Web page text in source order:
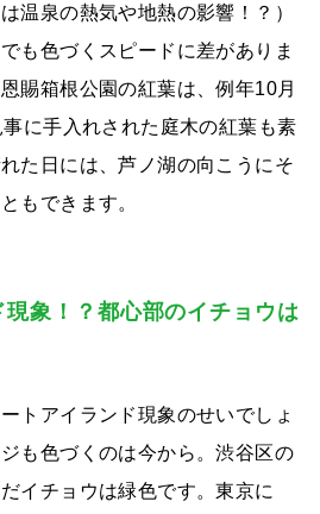
温泉の熱気や地熱の影響！？）
も色づくスピードに差がありま
賜箱根公園の紅葉は、例年10月
に手入れされた庭木の紅葉も素
た日には、芦ノ湖の向こうにそ
もできます。
現象！？都心部のイチョウは
トアイランド現象のせいでしょ
も色づくのは今から。渋谷区の
イチョウは緑色です。東京に